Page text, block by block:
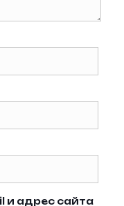
и адрес сайта